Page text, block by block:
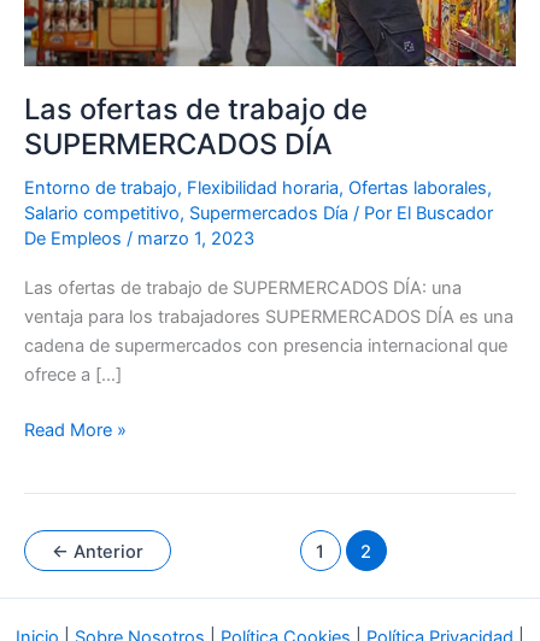
Las ofertas de trabajo de
SUPERMERCADOS DÍA
Entorno de trabajo, Flexibilidad horaria, Ofertas laborales,
Salario competitivo, Supermercados Día / Por El Buscador
De Empleos / marzo 1, 2023
Las ofertas de trabajo de SUPERMERCADOS DÍA: una
ventaja para los trabajadores SUPERMERCADOS DÍA es una
cadena de supermercados con presencia internacional que
ofrece a […]
Read More »
← Anterior 1 2